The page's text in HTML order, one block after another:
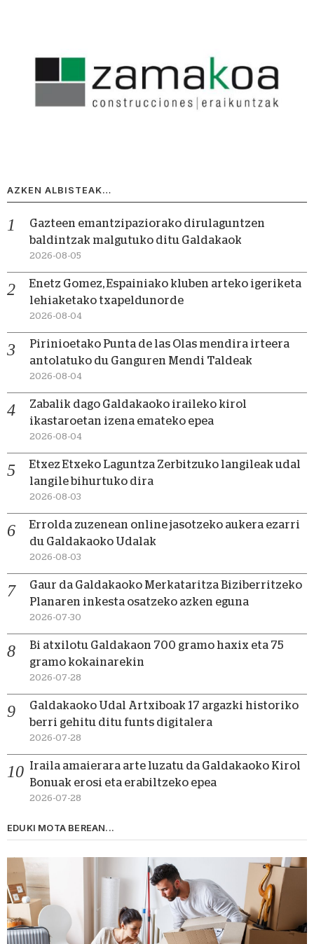
AZKEN ALBISTEAK…
Gazteen emantzipaziorako dirulaguntzen
baldintzak malgutuko ditu Galdakaok
2026-08-05
Enetz Gomez, Espainiako kluben arteko igeriketa
lehiaketako txapeldunorde
2026-08-04
Pirinioetako Punta de las Olas mendira irteera
antolatuko du Ganguren Mendi Taldeak
2026-08-04
Zabalik dago Galdakaoko iraileko kirol
ikastaroetan izena emateko epea
2026-08-04
Etxez Etxeko Laguntza Zerbitzuko langileak udal
langile bihurtuko dira
2026-08-03
Errolda zuzenean online jasotzeko aukera ezarri
du Galdakaoko Udalak
2026-08-03
Gaur da Galdakaoko Merkataritza Biziberritzeko
Planaren inkesta osatzeko azken eguna
2026-07-30
Bi atxilotu Galdakaon 700 gramo haxix eta 75
gramo kokainarekin
2026-07-28
Galdakaoko Udal Artxiboak 17 argazki historiko
berri gehitu ditu funts digitalera
2026-07-28
Iraila amaierara arte luzatu da Galdakaoko Kirol
Bonuak erosi eta erabiltzeko epea
2026-07-28
EDUKI MOTA BEREAN...